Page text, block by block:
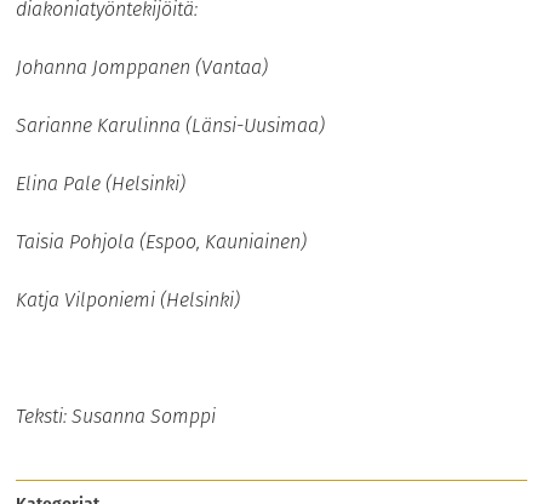
diakoniatyöntekijöitä:
Johanna Jomppanen (Vantaa)
Sarianne Karulinna (Länsi-Uusimaa)
Elina Pale (Helsinki)
Taisia Pohjola (Espoo, Kauniainen)
Katja Vilponiemi (Helsinki)
Teksti: Susanna Somppi